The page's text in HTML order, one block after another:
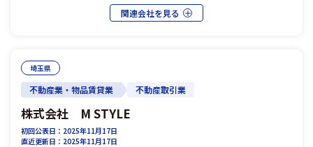
埼玉県
不動産業・物品賃貸業 不動産取引業
株式会社 M STYLE
初回公表日：2025年11月17日
直近更新日：2025年11月17日